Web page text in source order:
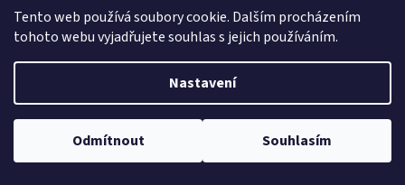
Tento web používá soubory cookie. Dalším procházením
tohoto webu vyjadřujete souhlas s jejich používáním.
Nastavení
Odmítnout Souhlasím
Sklo do dvířek pro krbová kamna Kratki Koza K9 a K6
Dostupnost - SKLADEM(1 ks)